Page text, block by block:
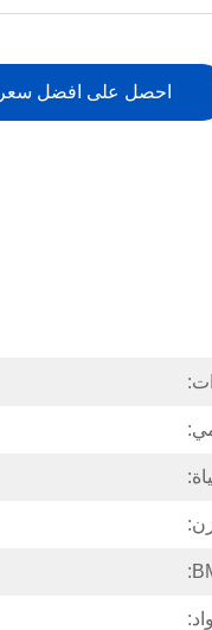
احصل على افضل سعر